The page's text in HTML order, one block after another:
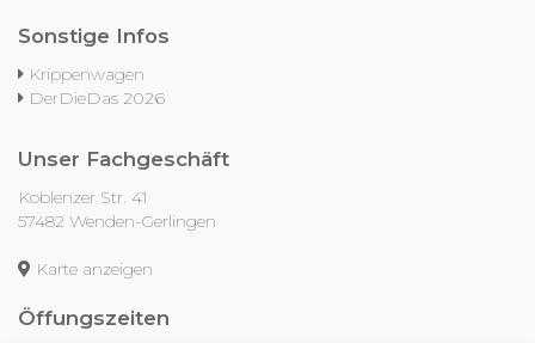
Sonstige Infos
Krippenwagen
DerDieDas 2026
Unser Fachgeschäft
Koblenzer Str. 41
57482 Wenden-Gerlingen
Karte anzeigen
Öffungszeiten